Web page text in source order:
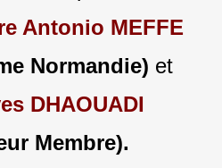
Antonio MEFFE
Normandie) et
DHAOUADI
Membre).